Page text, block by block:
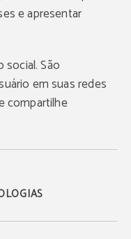
e apresentar
São
em suas redes
compartilhe